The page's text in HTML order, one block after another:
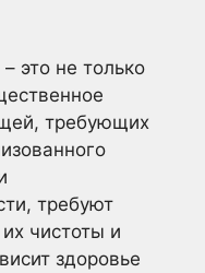
это не только
требующих
требуют
чистоты и
здоровье